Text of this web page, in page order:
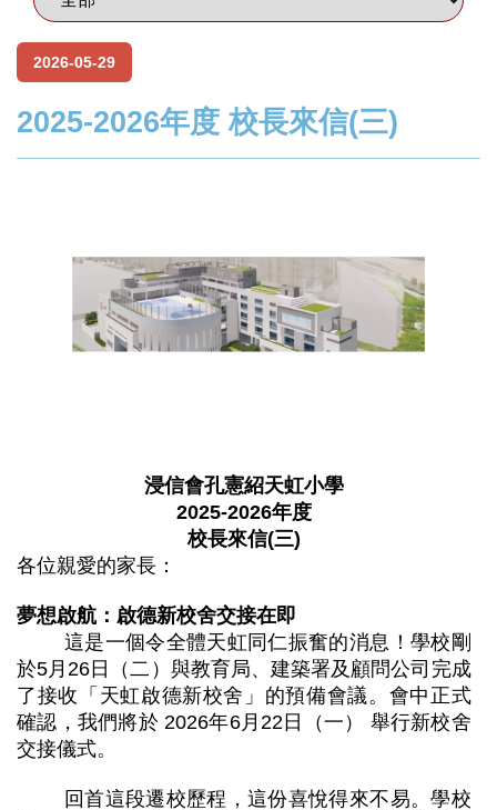
2026-05-29
2025-2026年度 校長來信(三)
浸信會孔憲紹天虹小學
2025-2026年度
校長來信(三)
各位親愛的家長：
夢想啟航：啟德新校舍交接在即
這是一個令全體天虹同仁振奮的消息！學校剛
於5月26日（二）與教育局、建築署及顧問公司完成
了接收「天虹啟德新校舍」的預備會議。會中正式
確認，我們將於 2026年6月22日（一） 舉行新校舍
交接儀式。
回首這段遷校歷程，這份喜悅得來不易。學校